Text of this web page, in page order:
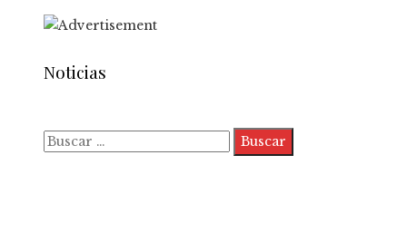
Noticias
Buscar: